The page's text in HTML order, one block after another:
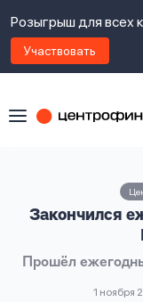
Розыгрыш для всех
Участвовать
Закончился
Прошёл
1 ноября
Наши
ознакомлен
с
займов,
политикой